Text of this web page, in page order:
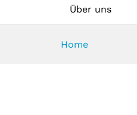
Über uns
Home